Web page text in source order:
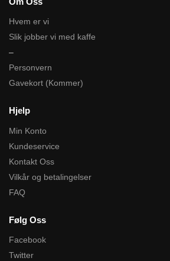
Hvem er vi
Slik jobber vi med kaffe
–
Personvern
Gavekort (Kommer)
Hjelp
Min Konto
Kundeservice
Kontakt Oss
Vilkår og betalingelser
FAQ
Følg Oss
Facebook
Twitter